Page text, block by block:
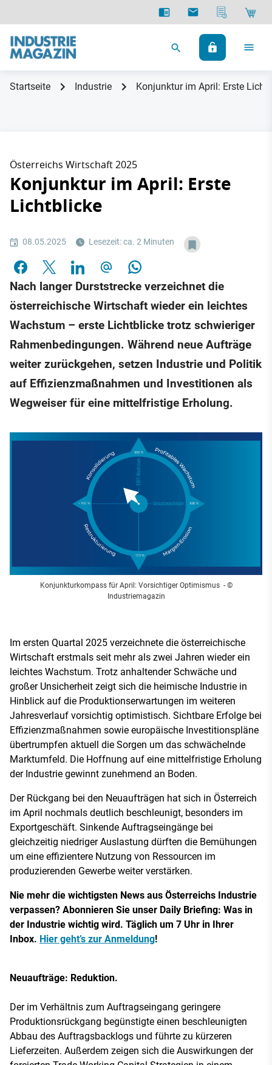
Startseite Industrie Konjunktur im April: Erste
Österreichs Wirtschaft 2025
Konjunktur im April: Erste
Lichtblicke
08.05.2025 Lesezeit: ca. 2 Minuten
Nach langer Durststrecke verzeichnet die
österreichische Wirtschaft wieder ein leichtes
Wachstum – erste Lichtblicke trotz schwieriger
Rahmenbedingungen. Während neue Aufträge
weiter zurückgehen, setzen Industrie und Politik
auf Effizienzmaßnahmen und Investitionen als
Wegweiser für eine mittelfristige Erholung.
Konjunkturkompass für April: Vorsichtiger Optimismus - ©
Industriemagazin
Im ersten Quartal 2025 verzeichnete die österreichische
Wirtschaft erstmals seit mehr als zwei Jahren wieder ein
leichtes Wachstum. Trotz anhaltender Schwäche und
großer Unsicherheit zeigt sich die heimische Industrie in
Hinblick auf die Produktionserwartungen im weiteren
Jahresverlauf vorsichtig optimistisch. Sichtbare Erfolge bei
Effizienzmaßnahmen sowie europäische Investitionspläne
übertrumpfen aktuell die Sorgen um das schwächelnde
Marktumfeld. Die Hoffnung auf eine mittelfristige Erholung
der Industrie gewinnt zunehmend an Boden.
Der Rückgang bei den Neuaufträgen hat sich in Österreich
im April nochmals deutlich beschleunigt, besonders im
Exportgeschäft. Sinkende Auftragseingänge bei
gleichzeitig niedriger Auslastung dürften die Bemühungen
um eine effizientere Nutzung von Ressourcen im
produzierenden Gewerbe weiter verstärken.
Nie mehr die wichtigsten News aus Österreichs Industrie
verpassen? Abonnieren Sie unser Daily Briefing: Was in
der Industrie wichtig wird. Täglich um 7 Uhr in Ihrer
Inbox. Hier geht’s zur Anmeldung!
Neuaufträge: Reduktion.
Der im Verhältnis zum Auftragseingang geringere
Produktionsrückgang begünstigte einen beschleunigten
Abbau des Auftragsbacklogs und führte zu kürzeren
Lieferzeiten. Außerdem zeigen sich die Auswirkungen der